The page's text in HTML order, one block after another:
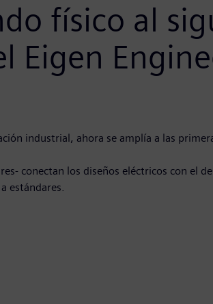
físico al
Eigen
industrial, ahora se amplía a las
conectan los diseños eléctricos con el
estándares.